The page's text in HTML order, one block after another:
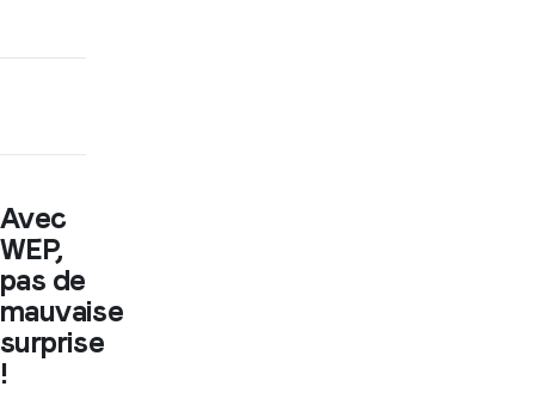
Avec
WEP,
pas de
mauvaise
surprise
!